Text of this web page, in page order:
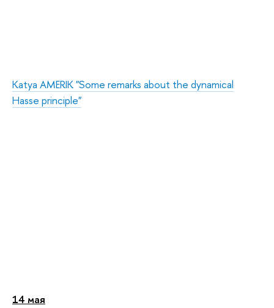
Katya AMERIK "Some remarks about the dynamical
Hasse principle"
14 мая